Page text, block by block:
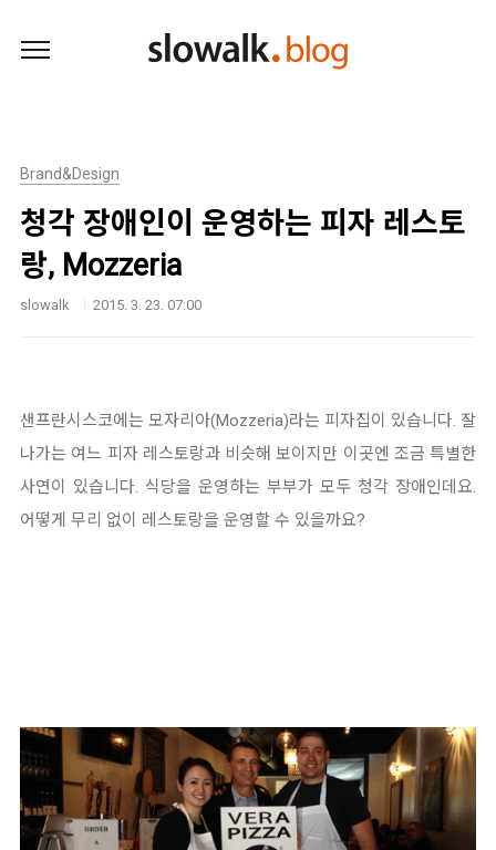
Brand&Design
청각 장애인이 운영하는 피자 레스토
랑, Mozzeria
slowalk 2015. 3. 23. 07:00
샌프란시스코에는 모자리아(Mozzeria)라는 피자집이 있습니다. 잘
나가는 여느 피자 레스토랑과 비슷해 보이지만 이곳엔 조금 특별한
사연이 있습니다. 식당을 운영하는 부부가 모두 청각 장애인데요.
어떻게 무리 없이 레스토랑을 운영할 수 있을까요?